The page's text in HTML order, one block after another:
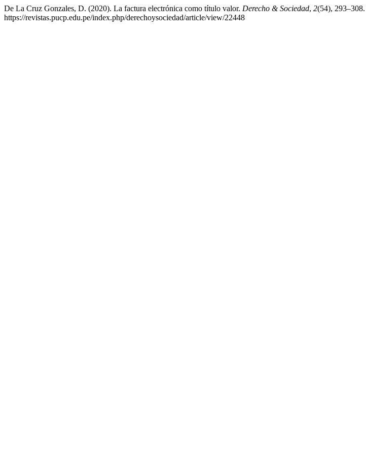
De La Cruz Gonzales, D. (2020). La factura electrónica como título valor. Derecho & Sociedad, 2(54),
https://revistas.pucp.edu.pe/index.php/derechoysociedad/article/view/22448